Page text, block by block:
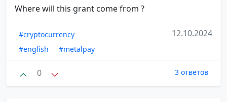
Where will this grant come from ?
#cryptocurrency
#english
#metalpay
12.10.2024
0 3 ответов